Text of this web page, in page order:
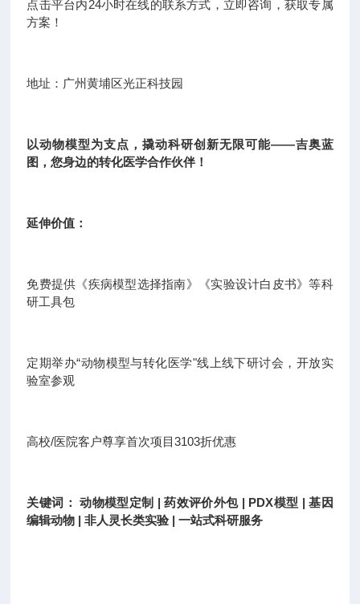
点击平台内24小时在线的联系方式，立即咨询，获取专属
方案！
地址：广州黄埔区光正科技园
以动物模型为支点，撬动科研创新无限可能——吉奥蓝
图，您身边的转化医学合作伙伴！
延伸价值：
免费提供《疾病模型选择指南》《实验设计白皮书》等科
研工具包
定期举办“动物模型与转化医学"线上线下研讨会，开放实
验室参观
高校/医院客户尊享首次项目3103折优惠
关键词： 动物模型定制 | 药效评价外包 | PDX模型 | 基因
编辑动物 | 非人灵长类实验 | 一站式科研服务